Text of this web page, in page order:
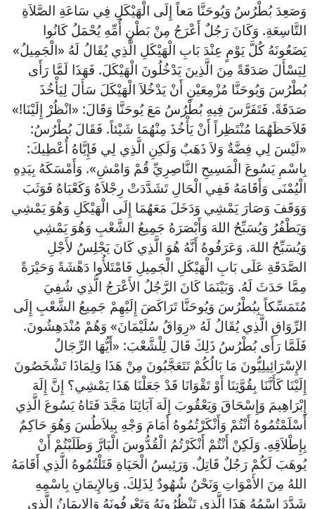
وَصَعِدَ بُطْرُسُ وَيُوحَنَّا مَعاً إِلَى الْهَيْكَلِ فِي سَاعَةِ الصَّلاَةِ
التَّاسِعَةِ. وَكَانَ رَجُلٌ أَعْرَجُ مِنْ بَطْنِ أُمِّهِ يُحْمَلُ كَانُوا
يَضَعُونَهُ كُلَّ يَوْمٍ عِنْدَ بَابِ الْهَيْكَلِ الَّذِي يُقَالُ لَهُ «الْجَمِيلُ»
لِيَسْأَلَ صَدَقَةً مِنَ الَّذِينَ يَدْخُلُونَ الْهَيْكَلَ. فَهَذَا لَمَّا رَأَى
بُطْرُسَ وَيُوحَنَّا مُزْمِعَيْنِ أَنْ يَدْخُلاَ الْهَيْكَلَ سَأَلَ لِيَأْخُذَ
صَدَقَةً. فَتَفَرَّسَ فِيهِ بُطْرُسُ مَعَ يُوحَنَّا وَقَالَ: «انْظُرْ إِلَيْنَا!»
فَلاَحَظَهُمَا مُنْتَظِراً أَنْ يَأْخُذَ مِنْهُمَا شَيْئاً. فَقَالَ بُطْرُسُ:
«لَيْسَ لِي فِضَّةٌ وَلاَ ذَهَبٌ وَلَكِنِ الَّذِي لِي فَإِيَّاهُ أُعْطِيكَ:
بِاسْمِ يَسُوعَ الْمَسِيحِ النَّاصِرِيِّ قُمْ وَامْشِ». وَأَمْسَكَهُ بِيَدِهِ
الْيُمْنَى وَأَقَامَهُ فَفِي الْحَالِ تَشَدَّدَتْ رِجْلاَهُ وَكَعْبَاهُ فَوَثَبَ
وَوَقَفَ وَصَارَ يَمْشِي وَدَخَلَ مَعَهُمَا إِلَى الْهَيْكَلِ وَهُوَ يَمْشِي
وَيَطْفُرُ وَيُسَبِّحُ اللهَ وَأَبْصَرَهُ جَمِيعُ الشَّعْبِ وَهُوَ يَمْشِي
وَيُسَبِّحُ اللهَ. وَعَرَفُوهُ أَنَّهُ هُوَ الَّذِي كَانَ يَجْلِسُ لأَجْلِ
الصَّدَقَةِ عَلَى بَابِ الْهَيْكَلِ الْجَمِيلِ فَامْتَلأُوا دَهْشَةً وَحَيْرَةً
مِمَّا حَدَثَ لَهُ. وَبَيْنَمَا كَانَ الرَّجُلُ الأَعْرَجُ الَّذِي شُفِيَ
مُتَمَسِّكاً بِبُطْرُسَ وَيُوحَنَّا تَرَاكَضَ إِلَيْهِمْ جَمِيعُ الشَّعْبِ إِلَى
الرِّوَاقِ الَّذِي يُقَالُ لَهُ «رِوَاقُ سُلَيْمَانَ» وَهُمْ مُنْدَهِشُونَ.
فَلَمَّا رَأَى بُطْرُسُ ذَلِكَ قَالَ لِلْشَّعْبَ: «أَيُّهَا الرِّجَالُ
الإِسْرَائِيلِيُّونَ مَا بَالُكُمْ تَتَعَجَّبُونَ مِنْ هَذَا وَلِمَاذَا تَشْخَصُونَ
إِلَيْنَا كَأَنَّنَا بِقُوَّتِنَا أَوْ تَقْوَانَا قَدْ جَعَلْنَا هَذَا يَمْشِي؟ إِنَّ إِلَهَ
إِبْرَاهِيمَ وَإِسْحَاقَ وَيَعْقُوبَ إِلَهَ آبَائِنَا مَجَّدَ فَتَاهُ يَسُوعَ الَّذِي
أَسْلَمْتُمُوهُ أَنْتُمْ وَأَنْكَرْتُمُوهُ أَمَامَ وَجْهِ بِيلاَطُسَ وَهُوَ حَاكِمٌ
بِإِطْلاَقِهِ. وَلَكِنْ أَنْتُمْ أَنْكَرْتُمُ الْقُدُّوسَ الْبَارَّ وَطَلَبْتُمْ أَنْ
يُوهَبَ لَكُمْ رَجُلٌ قَاتِلٌ. وَرَئِيسُ الْحَيَاةِ قَتَلْتُمُوهُ الَّذِي أَقَامَهُ
اللهُ مِنَ الأَمْوَاتِ وَنَحْنُ شُهُودٌ لِذَلِكَ. وَبِالإِيمَانِ بِاسْمِهِ
شَدَّدَ اسْمُهُ هَذَا الَّذِي تَنْظُرُونَهُ وَتَعْرِفُونَهُ وَالإِيمَانُ الَّذِي